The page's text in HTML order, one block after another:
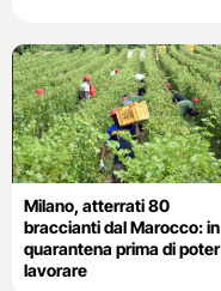
Milano, atterrati 80
braccianti dal Marocco: in
quarantena prima di poter
lavorare